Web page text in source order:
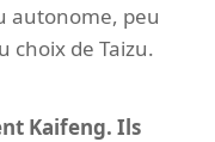
autonome, peu
choix de Taizu.
Kaifeng. Ils